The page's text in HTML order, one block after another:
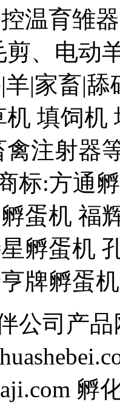
温育雏
、电动
|家畜|
填饲机
禽注射器
标:方通
蛋机 福
孵蛋机
牌孵蛋
公司产
孵